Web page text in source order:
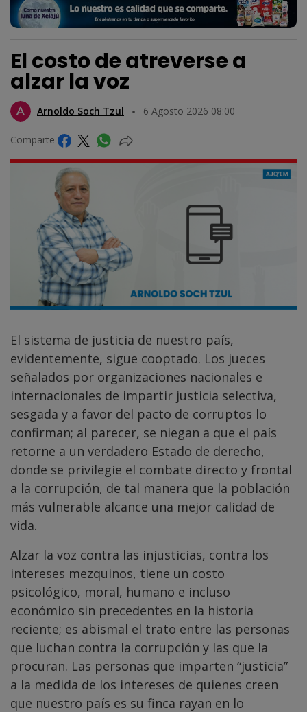
El costo de atreverse a
alzar la voz
Arnoldo Soch Tzul 6 Agosto 2026 08:00
Comparte
El sistema de justicia de nuestro país,
evidentemente, sigue cooptado. Los jueces
señalados por organizaciones nacionales e
internacionales de impartir justicia selectiva,
sesgada y a favor del pacto de corruptos lo
confirman; al parecer, se niegan a que el país
retorne a un verdadero Estado de derecho,
donde se privilegie el combate directo y frontal
a la corrupción, de tal manera que la población
más vulnerable alcance una mejor calidad de
vida.
Alzar la voz contra las injusticias, contra los
intereses mezquinos, tiene un costo
psicológico, moral, humano e incluso
económico sin precedentes en la historia
reciente; es abismal el trato entre las personas
que luchan contra la corrupción y las que la
procuran. Las personas que imparten “justicia”
a la medida de los intereses de quienes creen
que nuestro país es su finca rayan en lo